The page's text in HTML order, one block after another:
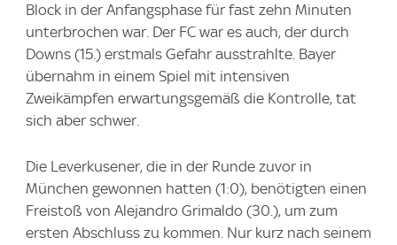
Block in der Anfangsphase für fast zehn Minuten
unterbrochen war. Der FC war es auch, der durch
Downs (15.) erstmals Gefahr ausstrahlte. Bayer
übernahm in einem Spiel mit intensiven
Zweikämpfen erwartungsgemäß die Kontrolle, tat
sich aber schwer.
Die Leverkusener, die in der Runde zuvor in
München gewonnen hatten (1:0), benötigten einen
Freistoß von Alejandro Grimaldo (30.), um zum
ersten Abschluss zu kommen. Nur kurz nach seinem